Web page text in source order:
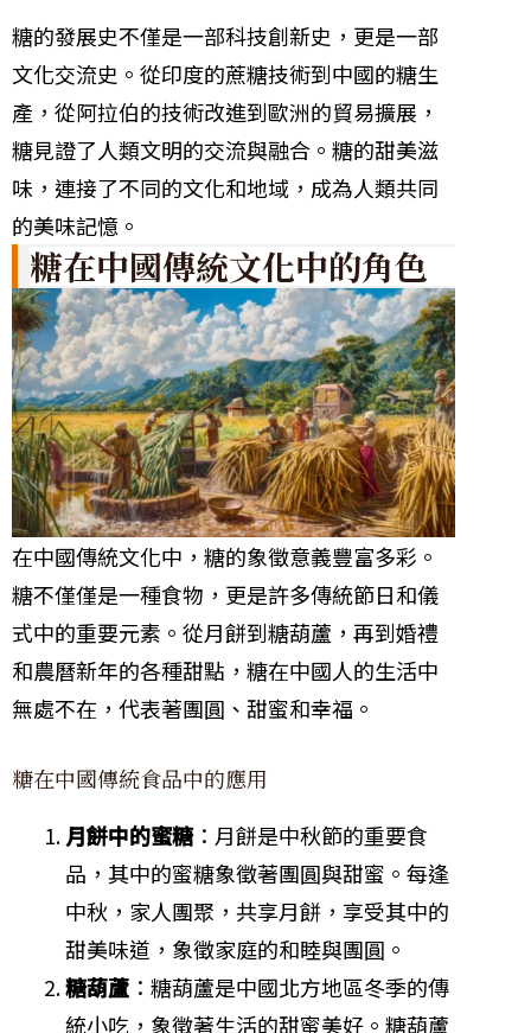
糖的發展史不僅是一部科技創新史，更是一部
文化交流史。從印度的蔗糖技術到中國的糖生
產，從阿拉伯的技術改進到歐洲的貿易擴展，
糖見證了人類文明的交流與融合。糖的甜美滋
味，連接了不同的文化和地域，成為人類共同
的美味記憶。
糖在中國傳統文化中的角色
在中國傳統文化中，糖的象徵意義豐富多彩。
糖不僅僅是一種食物，更是許多傳統節日和儀
式中的重要元素。從月餅到糖葫蘆，再到婚禮
和農曆新年的各種甜點，糖在中國人的生活中
無處不在，代表著團圓、甜蜜和幸福。
糖在中國傳統食品中的應用
月餅中的蜜糖：月餅是中秋節的重要食
品，其中的蜜糖象徵著團圓與甜蜜。每逢
中秋，家人團聚，共享月餅，享受其中的
甜美味道，象徵家庭的和睦與團圓。
糖葫蘆 ：糖葫蘆是中國北方地區冬季的傳
統小吃，象徵著生活的甜蜜美好。糖葫蘆